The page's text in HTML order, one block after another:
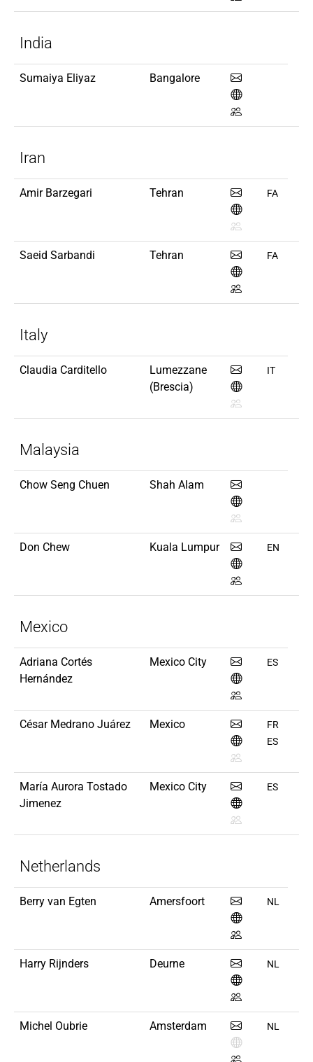
India
Sumaiya Eliyaz Bangalore
Iran
Amir Barzegari Tehran FA
Saeid Sarbandi Tehran FA
Italy
Claudia Carditello
Lumezzane
(Brescia)
IT
Malaysia
Chow Seng Chuen Shah Alam
Don Chew Kuala Lumpur EN
Mexico
Adriana Cortés
Hernández
Mexico City ES
César Medrano Juárez Mexico
FR
ES
María Aurora Tostado
Jimenez
Mexico City ES
Netherlands
Berry van Egten Amersfoort NL
Harry Rijnders Deurne NL
Michel Oubrie Amsterdam NL